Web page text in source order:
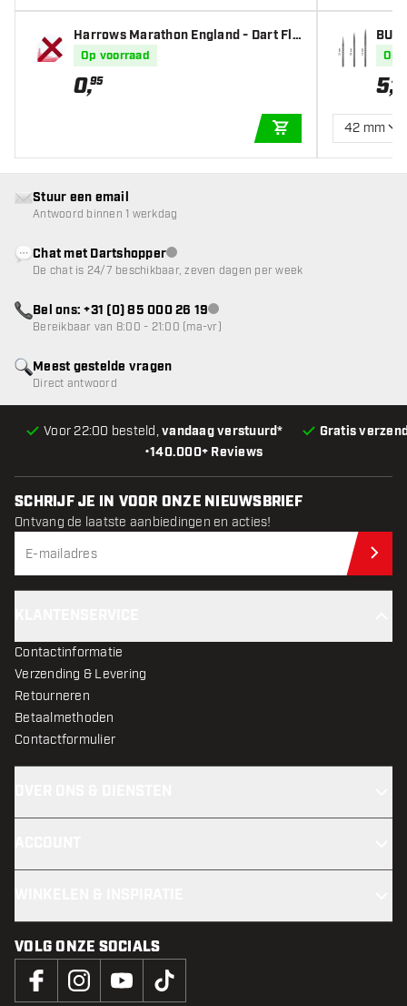
Harrows Marathon England - Dart Fli
ghts
Op voorraad
0,95
IN WINKELWAGEN
Op
5,45
42 mm
•140.000+ Reviews
Voor 22:00 besteld,vandaag verstuurd* Gratis
Meest gestelde vragen
Direct antwoord
Stuur een email
Antwoord binnen 1 werkdag
Chat met Dartshopperklantenservice niet beschikbaar
De chat is 24/7 beschikbaar, zeven dagen per week
Bel ons: +31 (0) 85 000 26 19klantenservice niet beschikbaar
Bereikbaar van 8:00 - 21:00 (ma-vr)
SCHRIJF JE IN VOOR ONZE NIEUWSBRIEF
Ontvang de laatste aanbiedingen en acties!
Contactinformatie
Verzending & Levering
Retourneren
Betaalmethoden
Contactformulier
VOLG ONZE SOCIALS